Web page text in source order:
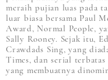
meraih pujian luas pada
luar biasa bersama Paul
Award, Normal People,
Sally Rooney. Sejak itu,
Crawdads Sing, yang
Times, dan serial
yang membuatnya